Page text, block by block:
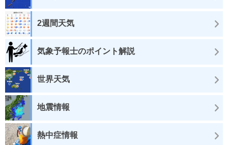
2週間天気
気象予報士のポイント解説
世界天気
地震情報
熱中症情報